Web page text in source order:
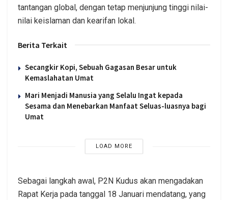
tantangan global, dengan tetap menjunjung tinggi nilai-
nilai keislaman dan kearifan lokal.
Berita Terkait
Secangkir Kopi, Sebuah Gagasan Besar untuk
Kemaslahatan Umat
Mari Menjadi Manusia yang Selalu Ingat kepada
Sesama dan Menebarkan Manfaat Seluas-luasnya bagi
Umat
LOAD MORE
Sebagai langkah awal, P2N Kudus akan mengadakan
Rapat Kerja pada tanggal 18 Januari mendatang, yang